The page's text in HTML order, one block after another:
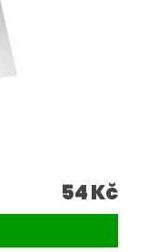
54 Kč